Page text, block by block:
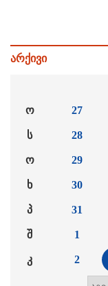
არქივი
ო
ს
ო
ხ
პ
შ
კ
27
28
29
30
31
1
2